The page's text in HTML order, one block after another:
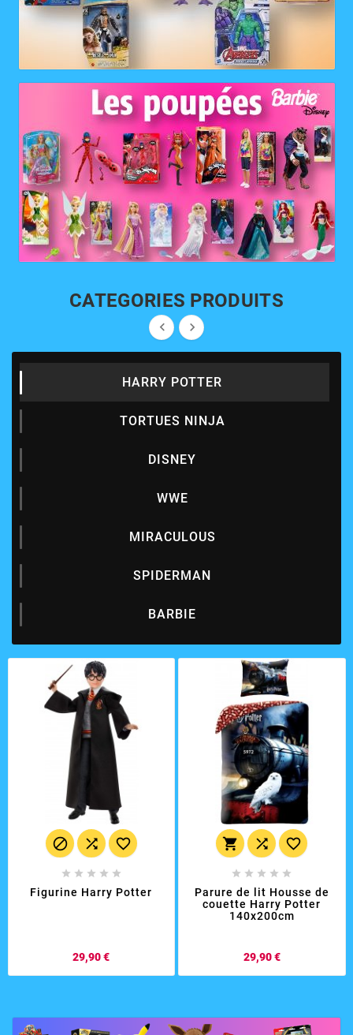
CATEGORIES PRODUITS
 
HARRY POTTER
TORTUES NINJA
DISNEY
WWE
MIRACULOUS
SPIDERMAN
BARBIE
  
    
Figurine Harry Potter
29,90 €Prix
  
    
Parure de lit Housse de
couette Harry Potter
140x200cm
29,90 €Prix